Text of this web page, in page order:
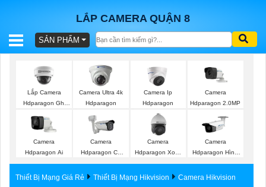
LẮP CAMERA QUẬN 8
BÁO
TRỌN
GÓI
SẢN
SẢN PHẨM
Lắp Camera
Hdparagon Ghi
Camera Ultra 4k
Hdparagon
Camera Ip
Hdparagon
Camera
Hdparagon 2.0MP
Camera
Hdparagon Ai
Camera
Hdparagon Có
Màu Ban Đêm
Camera
Hdparagon Xoay
360 Độ
Camera
Hdparagon Hình
Ảnh 4K
Thiết Bị Mạng Giá Rẻ Thiết Bị Mạng Hikvision
Camera Hikvision